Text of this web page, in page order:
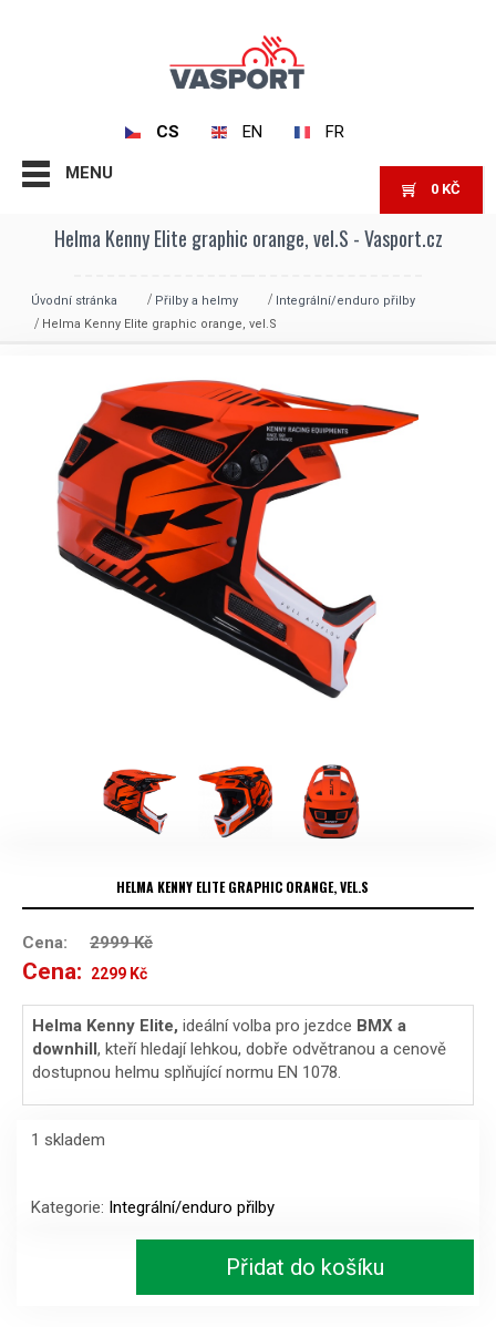
CS EN FR
MENU
0 KČ
Helma Kenny Elite graphic orange, vel.S - Vasport.cz
Úvodní stránka Přilby a helmy
Integrální/enduro přilby
Helma Kenny Elite graphic orange, vel.S
HELMA KENNY ELITE GRAPHIC ORANGE, VEL.S
Cena: 2999Kč
Cena: Původní
cena
byla:
2299 Kč
cena
je:
Helma Kenny Elite, ideální volba pro jezdce BMX a
downhill, kteří hledají lehkou, dobře odvětranou a cenově
dostupnou helmu splňující normu EN 1078.
1 skladem
Kenny
Elite
Kategorie: Integrální/enduro přilby
Přidat do košíku